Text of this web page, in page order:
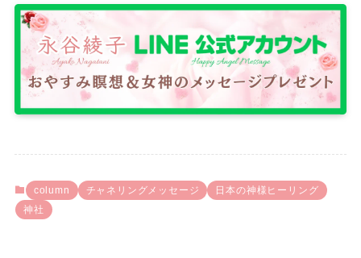
column チャネリングメッセージ
日本の神様ヒーリング
神社